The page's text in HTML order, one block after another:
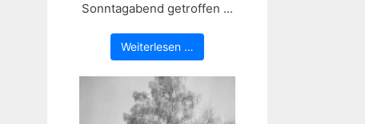
Sonntagabend getroffen ...
Weiterlesen …